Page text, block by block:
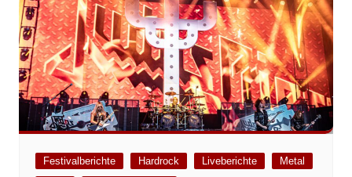
Festivalberichte Hardrock Liveberichte
Metal